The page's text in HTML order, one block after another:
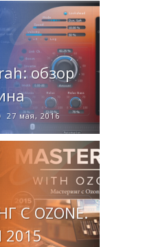
обзор
27 мая, 2016
С OZONE.
2015